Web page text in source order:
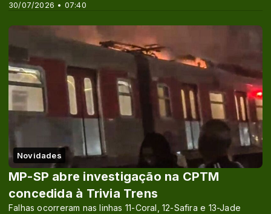
30/07/2026 • 07:40
Novidades
MP-SP abre investigação na CPTM
concedida à Trivia Trens
Falhas ocorreram nas linhas 11-Coral, 12-Safira e 13-Jade